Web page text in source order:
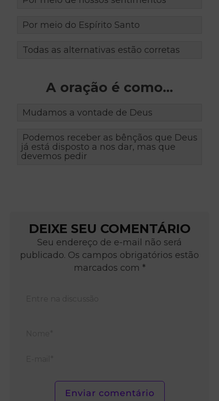
Por meio do Espírito Santo
Todas as alternativas estão corretas
A oração é como…
Mudamos a vontade de Deus
Podemos receber as bênçãos que Deus
já está disposto a nos dar, mas que
devemos pedir
DEIXE SEU COMENTÁRIO
Seu endereço de e-mail não será
publicado. Os campos obrigatórios estão
marcados com *